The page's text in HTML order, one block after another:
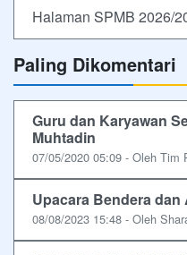
Halaman SPMB 2026/
Paling Dikomentari
Guru dan Karyawan
Muhtadin
07/05/2020 05:09 - Oleh Tim
Upacara Bendera dan
08/08/2023 15:48 - Oleh